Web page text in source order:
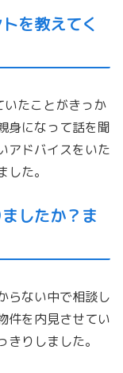
を教えてく
いたことがきっか
身になって話を聞
アドバイスをいた
た。
したか？ま
らない中で相談し
件を内見させてい
りしました。